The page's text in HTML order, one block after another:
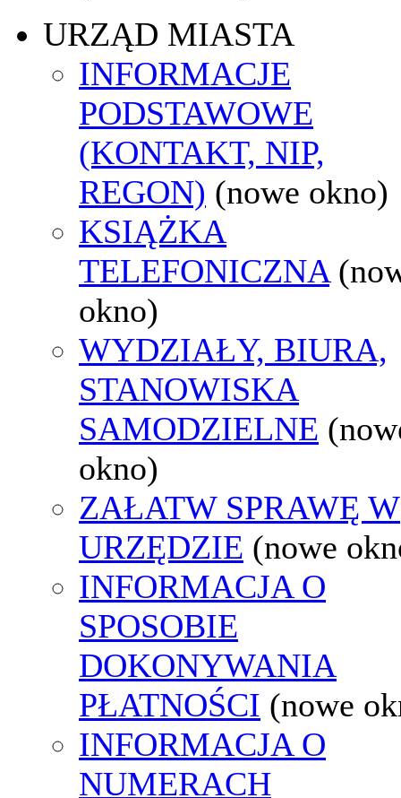
URZĄD MIASTA
INFORMACJE
PODSTAWOWE
(KONTAKT, NIP,
REGON) (nowe okno)
KSIĄŻKA
TELEFONICZNA
okno)
WYDZIAŁY, BIURA,
STANOWISKA
SAMODZIELNE
okno)
ZAŁATW SPRAWĘ W
URZĘDZIE (nowe
INFORMACJA O
SPOSOBIE
DOKONYWANIA
PŁATNOŚCI (nowe
INFORMACJA O
NUMERACH